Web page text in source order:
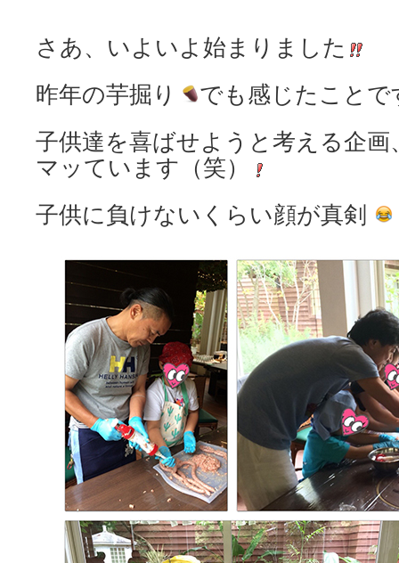
さあ、いよいよ始まりました
昨年の芋掘り
でも感じたことで
子供達を喜ばせようと考える企
マッています（笑）
子供に負けないくらい顔が真剣